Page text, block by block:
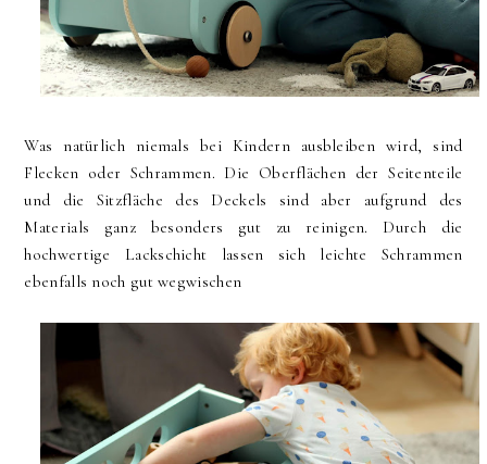
Was natürlich niemals bei Kindern ausbleiben wird, sind
Flecken oder Schrammen. Die Oberflächen der Seitenteile
und die Sitzfläche des Deckels sind aber aufgrund des
Materials ganz besonders gut zu reinigen. Durch die
hochwertige Lackschicht lassen sich leichte Schrammen
ebenfalls noch gut wegwischen